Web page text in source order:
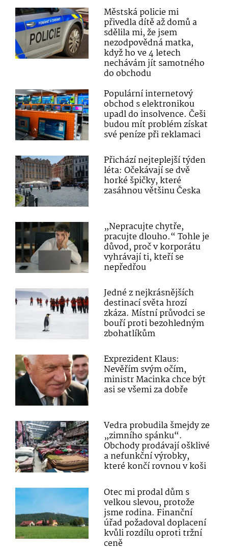
Městská policie mi
přivedla dítě až domů a
sdělila mi, že jsem
nezodpovědná matka,
když ho ve 4 letech
nechávám jít samotného
do obchodu
Populární internetový
obchod s elektronikou
upadl do insolvence. Češi
budou mít problém získat
své peníze při reklamaci
Přichází nejteplejší týden
léta: Očekávají se dvě
horké špičky, které
zasáhnou většinu Česka
„Nepracujte chytře,
pracujte dlouho.“ Tohle je
důvod, proč v korporátu
vyhrávají ti, kteří se
nepředřou
Jedné z nejkrásnějších
destinací světa hrozí
zkáza. Místní průvodci se
bouří proti bezohledným
zbohatlíkům
Exprezident Klaus:
Nevěřím svým očím,
ministr Macinka chce být
asi se všemi za dobře
Vedra probudila šmejdy ze
„zimního spánku“.
Obchody prodávají ošklivé
a nefunkční výrobky,
které končí rovnou v koši
Otec mi prodal dům s
velkou slevou, protože
jsme rodina. Finanční
úřad požadoval doplacení
kvůli rozdílu oproti tržní
ceně